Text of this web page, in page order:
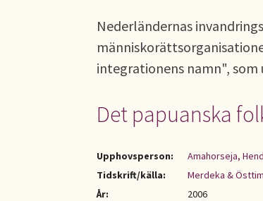
Nederländernas
integrationens namn",
Det papuanska
Upphovsperson:
Amahorseja,
Tidskrift/källa:
Merdeka &
År:
2006